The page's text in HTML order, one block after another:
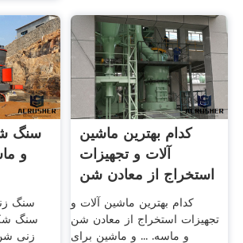
سنگ
و
سنگ
زنی
کدام بهترین ماشین
آلات و تجهیزات
استخراج از معادن شن
و ماسه
کدام بهترین ماشین آلات و
تجهیزات استخراج از معادن شن
و ماسه. ... و ماشین برای